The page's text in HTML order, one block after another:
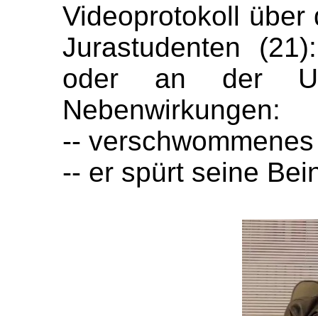
Videoprotokoll über
Jurastudenten
oder an der
Nebenwirkungen:
--
-- er spürt seine